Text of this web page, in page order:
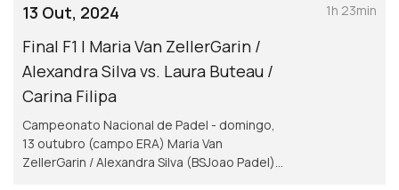
13 Out, 2024
Final F1 | Maria Van ZellerGarin /
Alexandra Silva vs. Laura Buteau /
Carina Filipa
Campeonato Nacional de Padel - domingo,
13 outubro (campo ERA) Maria Van
ZellerGarin / Alexandra Silva (BSJoao Padel)
1h 23min